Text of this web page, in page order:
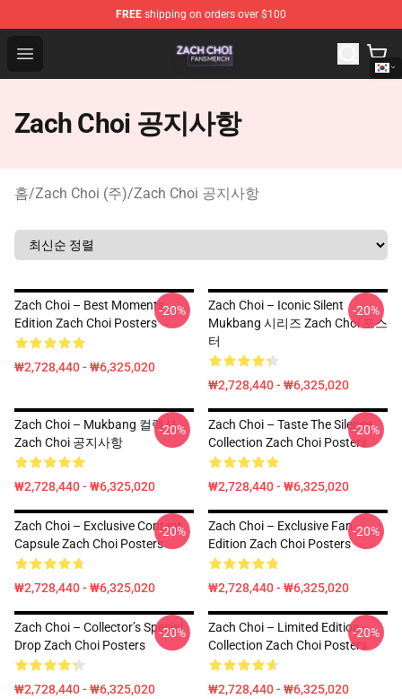
FREE shipping on orders over $100
Open menu
Zach Choi Shop - Official Zach Choi Merchandise Store
Zach Choi 공지사항
홈/Zach Choi (주)/Zach Choi 공지사항
Zach Choi – Best Moments
Edition Zach Choi Posters
₩2,728,440 - ₩6,325,020
-20%
Zach Choi – Iconic Silent
Mukbang 시리즈 Zach Choi 포스
터
₩2,728,440 - ₩6,325,020
-20%
Zach Choi – Mukbang 컬렉션
Zach Choi 공지사항
₩2,728,440 - ₩6,325,020
-20%
Zach Choi – Taste The Silence
Collection Zach Choi Posters
₩2,728,440 - ₩6,325,020
-20%
Zach Choi – Exclusive Content
Capsule Zach Choi Posters
₩2,728,440 - ₩6,325,020
-20%
Zach Choi – Exclusive Fan
Edition Zach Choi Posters
₩2,728,440 - ₩6,325,020
-20%
Zach Choi – Collector’s Special
Drop Zach Choi Posters
₩2,728,440 - ₩6,325,020
-20%
Zach Choi – Limited Edition
Collection Zach Choi Posters
₩2,728,440 - ₩6,325,020
-20%